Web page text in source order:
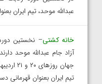
عبدالله موحد، تیم ایران
خانه کشتی– نخستین
جهان
تیم ایران بعنوان قهرمانی